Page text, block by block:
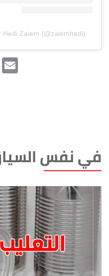
Zaiem (@zaiemhedi)
WhatsApp
في نفس